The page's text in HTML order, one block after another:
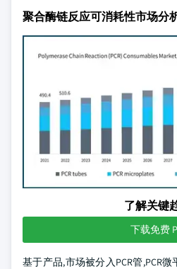
聚合酶链反应可消耗性市场分
了解关键
下载免费
基于产品,市场被分入PCR管,PCR